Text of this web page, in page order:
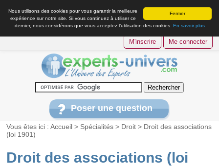
Fermer
Nous utilisons des cookies pour vous garantir la meilleure
expérience sur notre site. Si vous continuez à utiliser ce
dernier, nous considérons que vous acceptez l’utilisation des cookies. En savoir plus
M'inscrire Me connecter
Poser une question
Vous êtes ici :Accueil > Spécialités > Droit > Droit des associations
(loi 1901)
Droit des associations (loi